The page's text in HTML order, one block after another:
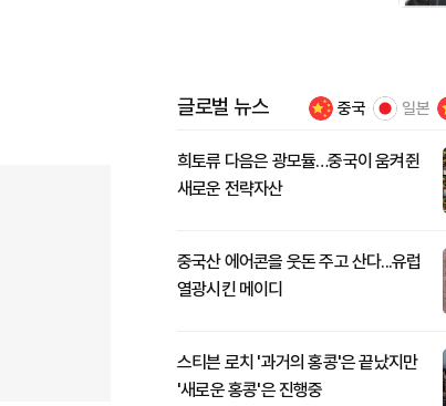
글로벌 뉴스 중국 일본
희토류 다음은 광모듈…중국이 움켜쥔
새로운 전략자산
중국산 에어콘을 웃돈 주고 산다...유럽
열광시킨 메이디
스티븐 로치 '과거의 홍콩'은 끝났지만
'새로운 홍콩'은 진행중